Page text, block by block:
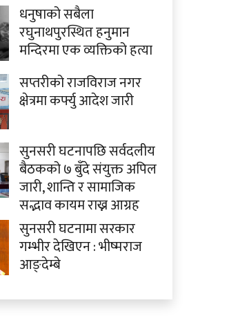
धनुषाको सबैला
रघुनाथपुरस्थित हनुमान
मन्दिरमा एक व्यक्तिको हत्या
सप्तरीको राजविराज नगर
क्षेत्रमा कर्फ्यु आदेश जारी
सुनसरी घटनापछि सर्वदलीय
बैठकको ७ बुँदे संयुक्त अपिल
जारी, शान्ति र सामाजिक
सद्भाव कायम राख्न आग्रह
सुनसरी घटनामा सरकार
गम्भीर देखिएन : भीष्मराज
आङ्देम्बे